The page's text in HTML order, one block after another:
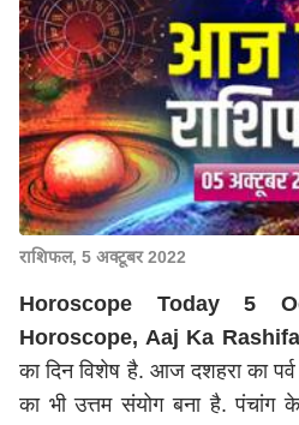
राशिफल, 5 अक्टूबर 2022
Horoscope Today 5
Horoscope, Aaj Ka
का दिन विशेष है. आज दशहरा का
का भी उत्तम संयोग बना है.